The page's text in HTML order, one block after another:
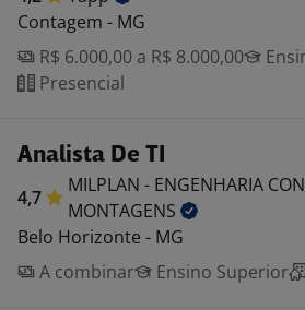
Contagem - MG
R$ 6.000,00 a R$ 8.000,00
Presencial
Analista De TI
4,7
MILPLAN - ENGENHARIA
MONTAGENS
Belo Horizonte - MG
A combinar
Ensino Superior